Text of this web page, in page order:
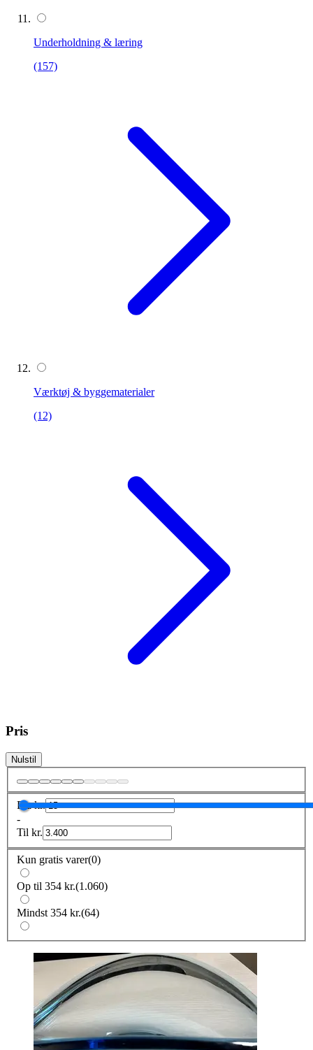
Underholdning & læring
(157)
Værktøj & byggematerialer
(12)
Pris
Nulstil
Frakr.
-
Til kr.
Kun gratis varer(0)
Op til 354 kr.(1.060)
Mindst 354 kr.(64)